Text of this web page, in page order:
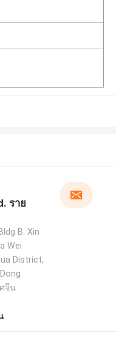
ราย
B. Xin
Wei
District,
จีน